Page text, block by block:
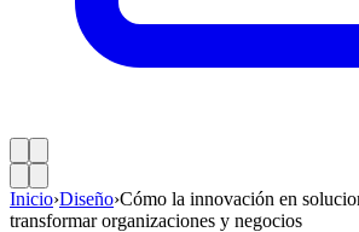
Inicio›Diseño›Cómo la innovación en
transformar organizaciones y negocios